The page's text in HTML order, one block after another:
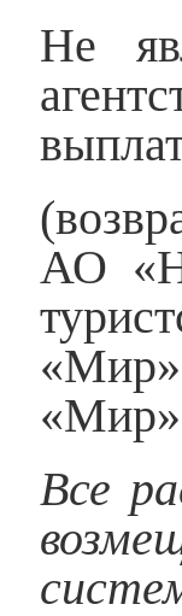
Не
АО
«Мир»
Все